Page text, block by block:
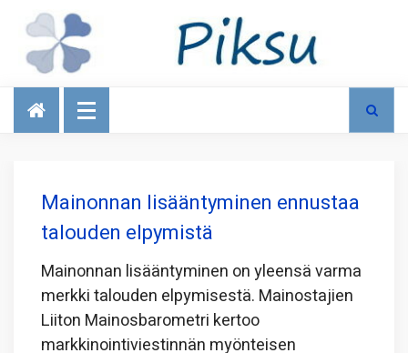
Talous
Mainonnan lisääntyminen ennustaa
talouden elpymistä
Mainonnan lisääntyminen on yleensä varma
merkki talouden elpymisestä. Mainostajien
Liiton Mainosbarometri kertoo
markkinointiviestinnän myönteisen